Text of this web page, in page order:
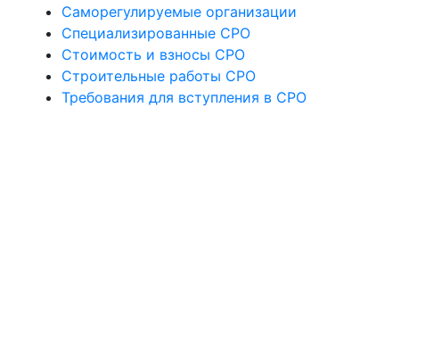
Саморегулируемые организации
Специализированные СРО
Стоимость и взносы СРО
Строительные работы СРО
Требования для вступления в СРО